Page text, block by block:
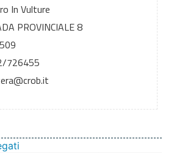
In Vulture
PROVINCIALE 8
726455